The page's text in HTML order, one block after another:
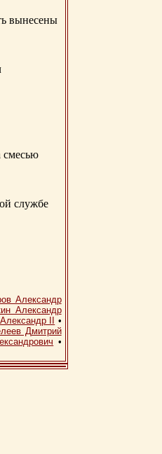
вынесены
смесью
службе
Александр
Александр
Александр II •
Дмитрий
•